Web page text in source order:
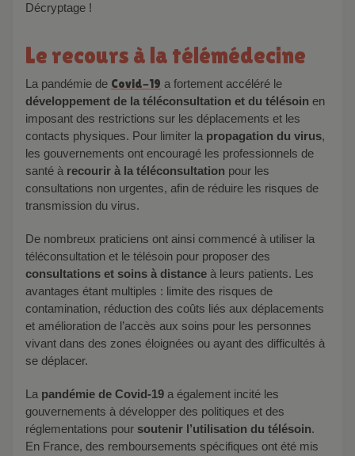
Décryptage !
Le recours à la télémédecine
La pandémie de Covid-19 a fortement accéléré le
développement de la téléconsultation et du télésoin en
imposant des restrictions sur les déplacements et les
contacts physiques. Pour limiter la propagation du virus,
les gouvernements ont encouragé les professionnels de
santé à recourir à la téléconsultation pour les
consultations non urgentes, afin de réduire les risques de
transmission du virus.
De nombreux praticiens ont ainsi commencé à utiliser la
téléconsultation et le télésoin pour proposer des
consultations et soins à distance à leurs patients. Les
avantages étant multiples : limite des risques de
contamination, réduction des coûts liés aux déplacements
et amélioration de l’accès aux soins pour les personnes
vivant dans des zones éloignées ou ayant des difficultés à
se déplacer.
La pandémie de Covid-19 a également incité les
gouvernements à développer des politiques et des
réglementations pour soutenir l’utilisation du télésoin.
En France, des remboursements spécifiques ont été mis